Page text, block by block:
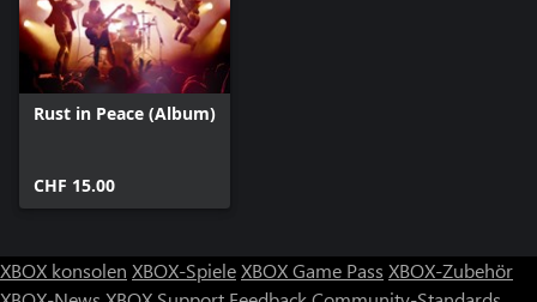
Rust in Peace (Album)
CHF 15.00
XBOX konsolen XBOX-SpieleXBOX Game Pass XBOX-Zubehör